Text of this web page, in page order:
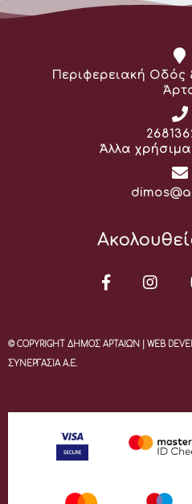
Διεύθυνση:
Περιφερειακή Οδός
Άλλα
Email:
© COPYRIGHT ΔΗΜΟΣ ΑΡΤΑΙΩΝ | WEB
ΣΥΝΕΡΓΑΣΙΑ Α.Ε.